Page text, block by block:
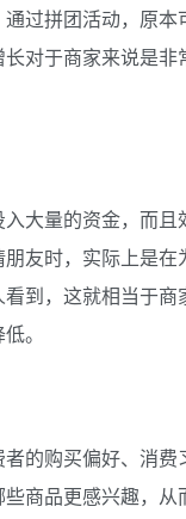
过拼团活动，原
对于商家来说是
大量的资金，而
友时，实际上是
到，这就相当于
。
的购买偏好、消
商品更感兴趣，